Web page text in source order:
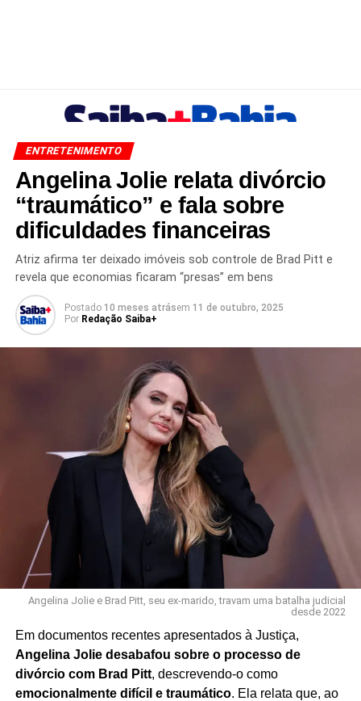
ENTRETENIMENTO
Angelina Jolie relata divórcio
“traumático” e fala sobre
dificuldades financeiras
Atriz afirma ter deixado imóveis sob controle de Brad Pitt e
revela que economias ficaram “presas” em bens
Postado 10 meses atrásem 11 de outubro, 2025
Por Redação Saiba+
Angelina Jolie e Brad Pitt, seu ex-marido, travam uma batalha judicial
desde 2022
Em documentos recentes apresentados à Justiça,
Angelina Jolie desabafou sobre o processo de
divórcio com Brad Pitt, descrevendo-o como
emocionalmente difícil e traumático. Ela relata que, ao